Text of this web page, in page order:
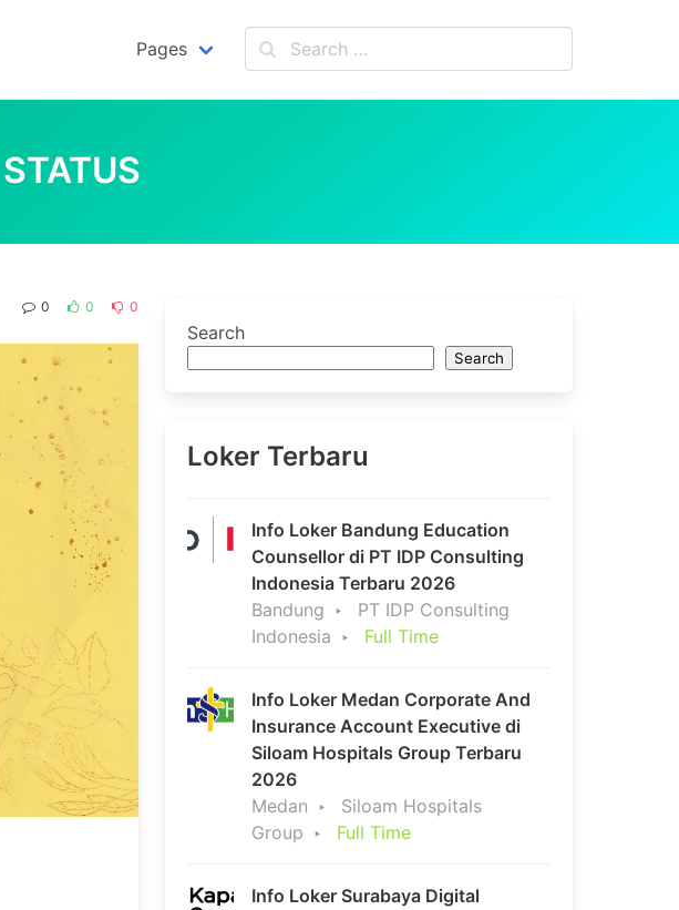
Pages
0 0 0
Search
Search
Loker Terbaru
Info Loker Bandung Education
Counsellor di PT IDP Consulting
Indonesia Terbaru 2026
Bandung
PT IDP Consulting
Indonesia
Full Time
Info Loker Medan Corporate And
Insurance Account Executive di
Siloam Hospitals Group Terbaru
2026
Medan
Siloam Hospitals
Group
Full Time
Info Loker Surabaya Digital